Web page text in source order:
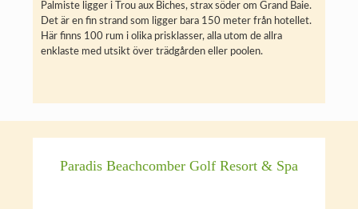
Palmiste ligger i Trou aux Biches, strax söder om Grand Baie.
Det är en fin strand som ligger bara 150 meter från hotellet.
Här finns 100 rum i olika prisklasser, alla utom de allra
enklaste med utsikt över trädgården eller poolen.
Paradis Beachcomber Golf Resort & Spa